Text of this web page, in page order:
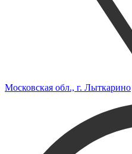
Московская обл., г. Лыткарино